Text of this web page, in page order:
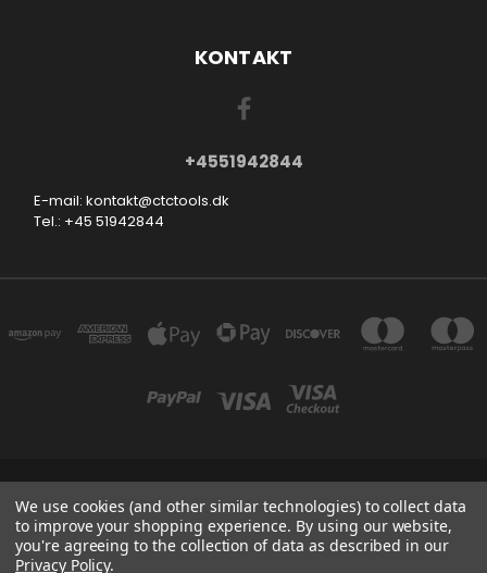
KONTAKT
+4551942844
E-mail: kontakt@ctctools.dk
Tel.: +45 51942844
SMEDEVEJ 31, 6710 ESBJERG V DENMARK
+4551942844
We use cookies (and other similar technologies) to collect data
to improve your shopping experience. By using our website,
you're agreeing to the collection of data as described in our
Privacy Policy.